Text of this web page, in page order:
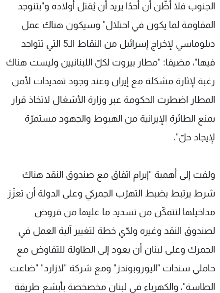
الجنوب فلا أظّن أن أحدًا يريد أن يُقتل أولاده و"بتنوجد
المقاومة لما يكون في احتلال" وسيكون هناك عمل
دبلوماسي لإخراج إسرائيل من النقاط الـ5 التي تتواجد
فيها"، مضيفا: "مطار بيروت لكلّ اللبنانيين وليست هناك
رغبة لإثارة مشكلة مع إيران وعند وجود تهديدات لأمن
المطار اضطرت الحكومة عبر وزارة الأشغال لاتخاذ قرار
بمنع الطائرة الإيرانية من الهبوط والجهود مستمرّة
لإيجاد حلّ".
ولفت إلى أهمية "إبرام اتفاق مع صندوق النقد هناك
شرط يرتبط بضبط التهرّب الجمركي وعلى الدولة أن تعزّز
مداخيلها لتتمكّن من تسديد ما عليها من قروض
لصندوق النقد وغيره ولدّي خطة لتغيير آلية العمل في
الجمرك وعلى لبنان أن يعود إلى الطاولة للتفاوض مع
حاملي سندات "اليوروبوندز" ومع شركة "لازارد" "ضاعت
الطاسة"، والكهرباء في لبنان مخصخصة بأبشع طريقة